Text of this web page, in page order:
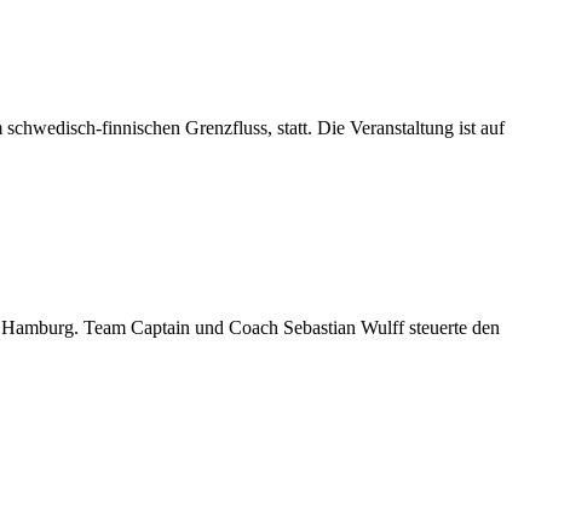
finnischen Grenzfluss, statt. Die Veranstaltung ist auf
Team Captain und Coach Sebastian Wulff steuerte den